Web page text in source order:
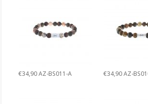
€34,90 AZ-BS011-A €34,90 AZ-